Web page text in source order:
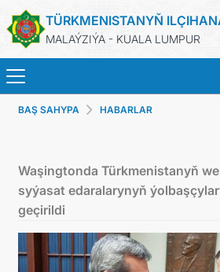
TÜRKMENISTANYŇ
MALAÝZIÝA - KUALA LUMPUR
BAŞ SAHYPA
TÜRKMENISTAN
KONSULLYK
BAŞ SAHYPA HABARLAR
Waşingtonda Türkmenistanyň
syýasat edaralarynyň
geçirildi